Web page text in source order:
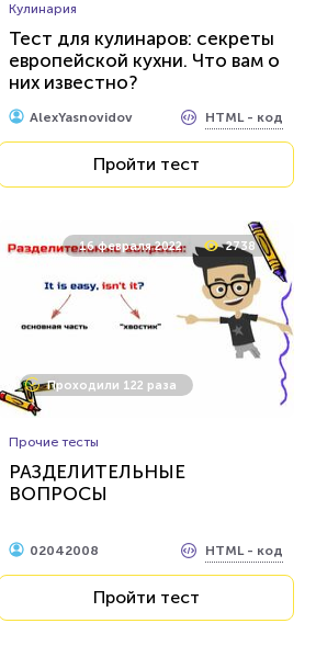
Кулинария
Тест для кулинаров: секреты
европейской кухни. Что вам о
них известно?
AlexYasnovidov HTML - код
Пройти тест
16 февраля 2022 2738
Проходили 122 раза
Прочие тесты
РАЗДЕЛИТЕЛЬНЫЕ
ВОПРОСЫ
02042008 HTML - код
Пройти тест